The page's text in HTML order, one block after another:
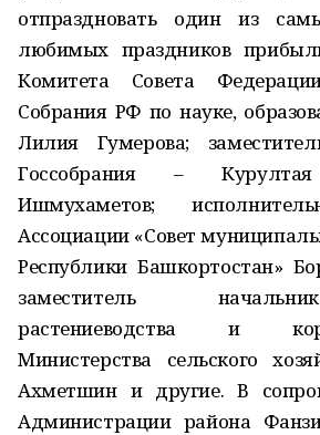
отпраздновать один из
любимых праздников
Комитета Совета
Собрания РФ по науке,
Лилия Гумерова;
Госсобрания –
Ишмухаметов;
Ассоциации «Совет
Республики Башкортостан»
заместитель
растениеводства и
Министерства сельского
Ахметшин и другие. В
Администрации района